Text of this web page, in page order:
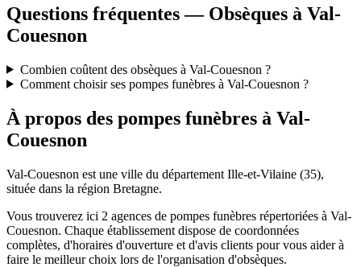
Questions fréquentes — Obsèques à Val-
Couesnon
Combien coûtent des obsèques à Val-Couesnon ?
Comment choisir ses pompes funèbres à Val-Couesnon ?
À propos des pompes funèbres à Val-
Couesnon
Val-Couesnon est une ville du département Ille-et-Vilaine (35),
située dans la région Bretagne.
Vous trouverez ici 2 agences de pompes funèbres répertoriées à Val-
Couesnon. Chaque établissement dispose de coordonnées
complètes, d'horaires d'ouverture et d'avis clients pour vous aider à
faire le meilleur choix lors de l'organisation d'obsèques.